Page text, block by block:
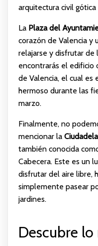
arquitectura civil gótica
La Plaza del
corazón de Valencia y
relajarse y disfrutar de
encontrarás el edificio
de Valencia, el cual es
hermoso durante las
marzo.
Finalmente, no
mencionar la
también conocida
Cabecera. Este es un
disfrutar del aire libre,
simplemente pasear
jardines.
Descubre